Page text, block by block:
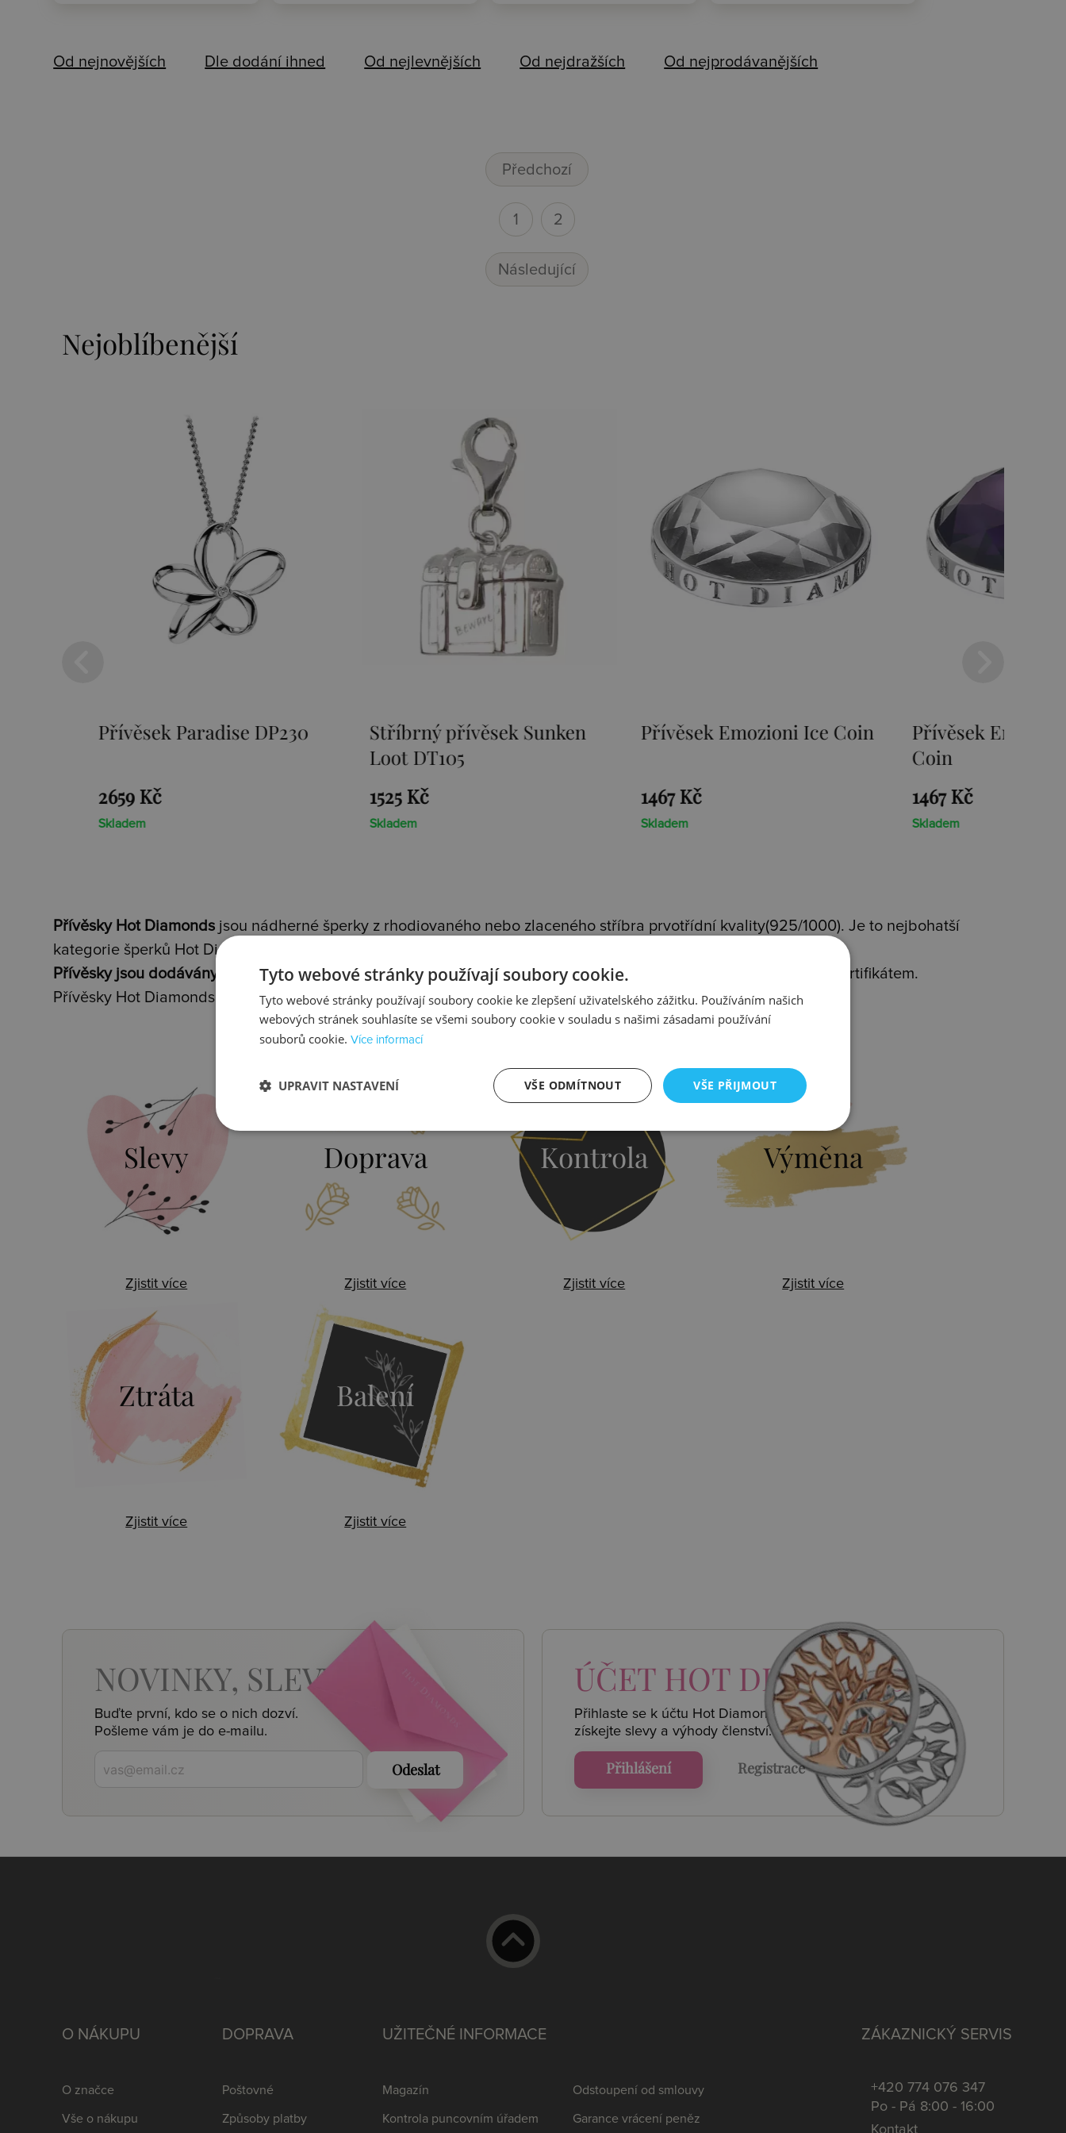
Od nejnovějších Dle dodání ihned Od nejlevnějších Od nejdražších Od nejprodávanějších
Předchozí
1 2
Následující
Nejoblíbenější
Přívěsek Paradise DP230
2659 Kč
Skladem
Stříbrný přívěsek Sunken
Loot DT105
1525 Kč
Skladem
Přívěsek Emozioni Ice Coin
1467 Kč
Skladem
Přívěsek Emozioni
Coin
1467 Kč
Skladem
Přívěsky Hot Diamonds jsou nádherné šperky z rhodiovaného nebo zlaceného stříbra prvotřídní kvality(925/1000). Je to nejbohatší
kategorie šperků Hot Diamonds.
Přívěsky jsou dodávány vždy s vyobrazeným stříbrným řetízkem. Každý přívěsek je osazen pravým diamantem s certifikátem.
Přívěsky Hot Diamonds obsahují dvě speciální kolekce - jedinečnouEmozionia roztomilouCharms.
Slevy
Zjistit více
Doprava
Zjistit více
Kontrola
Zjistit více
Výměna
Zjistit více
Ztráta
Zjistit více
Balení
Zjistit více
NOVINKY, SLEVY, AKCE
Buďte první, kdo se o nich dozví.
Pošleme vám je do e-mailu.
Odeslat
ÚČET HOT DIAMONDS
Přihlaste se k účtu Hot Diamonds a
získejte slevy a výhody členství.
Přihlášení Registrace
ZÁKAZNICKÝ SERVIS
+420 774 076 347
Po - Pá 8:00 - 16:00
Kontakt
O NÁKUPU
O značce
Vše o nákupu
DOPRAVA
Poštovné
Způsoby platby
UŽITEČNÉ INFORMACE
Magazín
Kontrola puncovním úřadem
Odstoupení od smlouvy
Garance vrácení peněz
Tyto webové stránky používají soubory cookie.
Tyto webové stránky používají soubory cookie ke zlepšení uživatelského zážitku. Používáním našich
webových stránek souhlasíte se všemi soubory cookie v souladu s našimi zásadami používání
souborů cookie. Více informací
VŠE PŘIJMOUT
VŠE ODMÍTNOUT
UPRAVIT NASTAVENÍ